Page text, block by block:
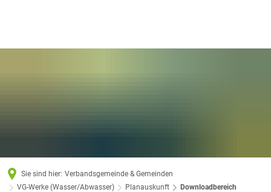
Sie sind hier: Verbandsgemeinde & Gemeinden
VG-Werke (Wasser/Abwasser)
Planauskunft Downloadbereich